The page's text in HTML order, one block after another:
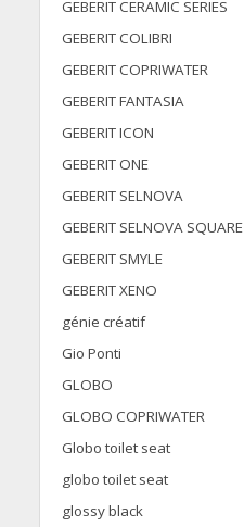
GEBERIT CERAMIC SERIES
GEBERIT COLIBRI
GEBERIT COPRIWATER
GEBERIT FANTASIA
GEBERIT ICON
GEBERIT ONE
GEBERIT SELNOVA
GEBERIT SELNOVA SQUARE
GEBERIT SMYLE
GEBERIT XENO
génie créatif
Gio Ponti
GLOBO
GLOBO COPRIWATER
Globo toilet seat
globo toilet seat
glossy black